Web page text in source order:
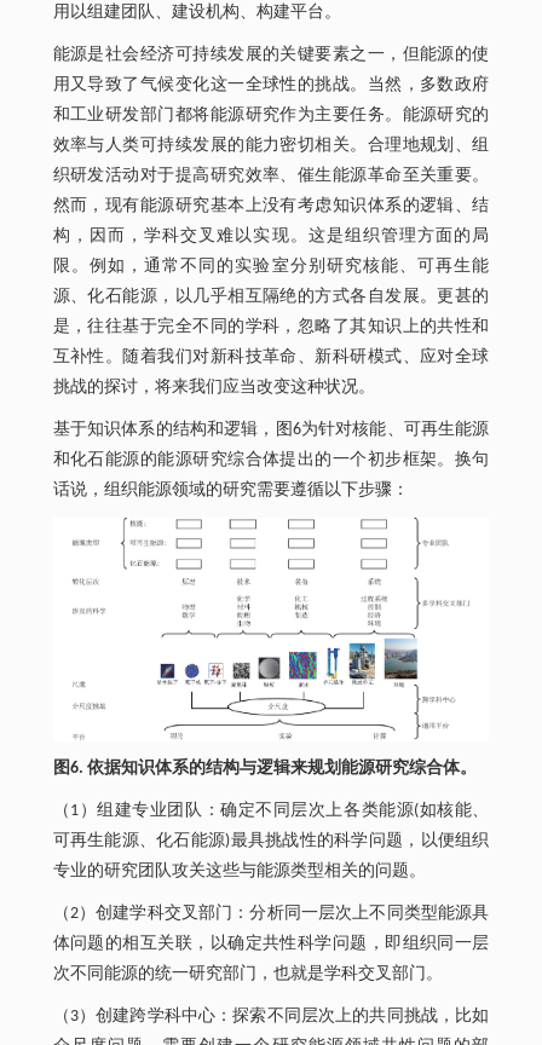
用以组建团队、建设机构、构建平台。
能源是社会经济可持续发展的关键要素之一，但能源的使
用又导致了气候变化这一全球性的挑战。当然，多数政府
和工业研发部门都将能源研究作为主要任务。能源研究的
效率与人类可持续发展的能力密切相关。合理地规划、组
织研发活动对于提高研究效率、催生能源革命至关重要。
然而，现有能源研究基本上没有考虑知识体系的逻辑、结
构，因而，学科交叉难以实现。这是组织管理方面的局
限。例如，通常不同的实验室分别研究核能、可再生能
源、化石能源，以几乎相互隔绝的方式各自发展。更甚的
是，往往基于完全不同的学科，忽略了其知识上的共性和
互补性。随着我们对新科技革命、新科研模式、应对全球
挑战的探讨，将来我们应当改变这种状况。
基于知识体系的结构和逻辑，图6为针对核能、可再生能源
和化石能源的能源研究综合体提出的一个初步框架。换句
话说，组织能源领域的研究需要遵循以下步骤：
图6. 依据知识体系的结构与逻辑来规划能源研究综合体。
（1）组建专业团队：确定不同层次上各类能源(如核能、
可再生能源、化石能源)最具挑战性的科学问题，以便组织
专业的研究团队攻关这些与能源类型相关的问题。
（2）创建学科交叉部门：分析同一层次上不同类型能源具
体问题的相互关联，以确定共性科学问题，即组织同一层
次不同能源的统一研究部门，也就是学科交叉部门。
（3）创建跨学科中心：探索不同层次上的共同挑战，比如